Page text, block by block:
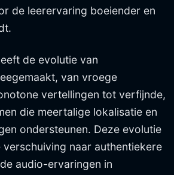
de leerervaring boeiender en
de evolutie van
van vroege
vertellingen tot verfijnde,
die meertalige lokalisatie en
ondersteunen. Deze evolutie
naar authentiekere
audio-ervaringen in